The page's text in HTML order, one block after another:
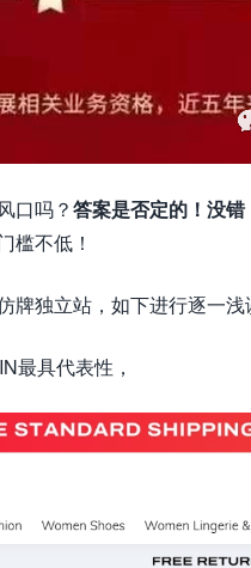
口吗？答案是否定的！没
槛不低！
独立站，如下进行逐一浅
最具代表性，